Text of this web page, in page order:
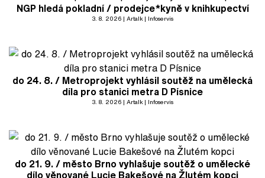
NGP hledá pokladní / prodejce*kyně v knihkupectví
3. 8. 2026 Artalk Infoservis
do 24. 8. / Metroprojekt vyhlásil soutěž na umělecká
díla pro stanici metra D Písnice
3. 8. 2026 Artalk Infoservis
do 21. 9. / město Brno vyhlašuje soutěž o umělecké
dílo věnované Lucie Bakešové na Žlutém kopci